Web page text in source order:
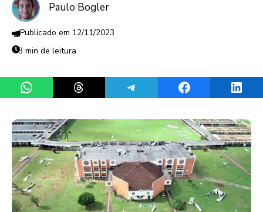
Paulo Bogler
12/11/2023
3 min de leitura
Share on WhatsAppShare on ThreadsShare on TelegramShare on Facebook